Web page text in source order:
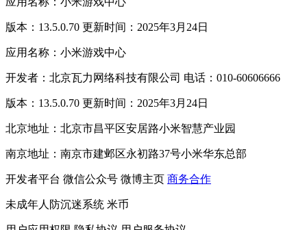
版本：13.5.0.70 更新时间：2025年3月24日
应用名称：小米游戏中心
开发者：北京瓦力网络科技有限公司 电话：010-60606666
版本：13.5.0.70 更新时间：2025年3月24日
北京地址：北京市昌平区安居路小米智慧产业园
南京地址：南京市建邺区永初路37号小米华东总部
开发者平台 微信公众号 微博主页 商务合作
未成年人防沉迷系统 米币